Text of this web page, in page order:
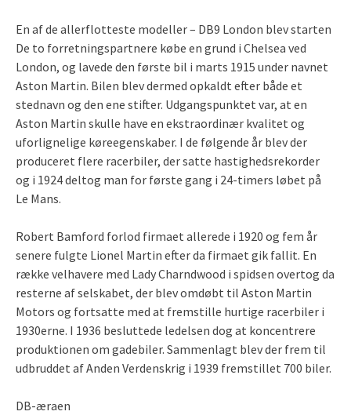
En af de allerflotteste modeller – DB9 London blev starten
De to forretningspartnere købe en grund i Chelsea ved
London, og lavede den første bil i marts 1915 under navnet
Aston Martin. Bilen blev dermed opkaldt efter både et
stednavn og den ene stifter. Udgangspunktet var, at en
Aston Martin skulle have en ekstraordinær kvalitet og
uforlignelige køreegenskaber. I de følgende år blev der
produceret flere racerbiler, der satte hastighedsrekorder
og i 1924 deltog man for første gang i 24-timers løbet på
Le Mans.
Robert Bamford forlod firmaet allerede i 1920 og fem år
senere fulgte Lionel Martin efter da firmaet gik fallit. En
række velhavere med Lady Charndwood i spidsen overtog da
resterne af selskabet, der blev omdøbt til Aston Martin
Motors og fortsatte med at fremstille hurtige racerbiler i
1930erne. I 1936 besluttede ledelsen dog at koncentrere
produktionen om gadebiler. Sammenlagt blev der frem til
udbruddet af Anden Verdenskrig i 1939 fremstillet 700 biler.
DB-æraen